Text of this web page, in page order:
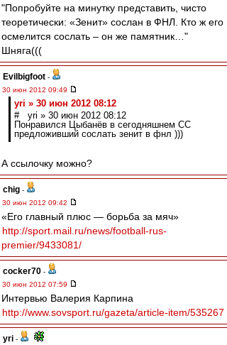
"Попробуйте на минутку представить, чисто
теоретически: «Зенит» сослан в ФНЛ. Кто ж его
осмелится сослать – он же памятник…"
Шняга(((
Evilbigfoot -
30 июн 2012 09:49
yri » 30 июн 2012 08:12
# yri » 30 июн 2012 08:12
Понравился Цыбанёв в сегодняшнем СС
предложивший сослать зенит в фнл )))
А ссылочку можно?
chig -
30 июн 2012 09:42
«Его главный плюс — борьба за мяч»
http://sport.mail.ru/news/football-rus-
premier/9433081/
cocker70 -
30 июн 2012 07:59
Интервью Валерия Карпина
http://www.sovsport.ru/gazeta/article-item/535267
yri -